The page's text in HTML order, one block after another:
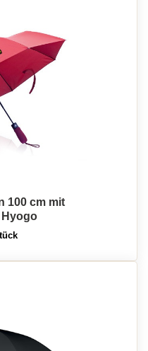
100 cm mit